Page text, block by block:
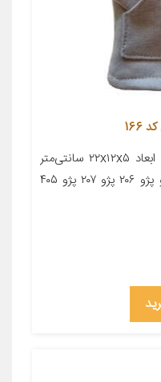
معرفی محصول جزئیات محصول ابعاد ۲۲x۱۲x۵ سانتی‌متر
جنس ویسکوز مناسب برای خودرو پژو ۲۰۶ پژو ۲۰۷ پژو ۴۰۵